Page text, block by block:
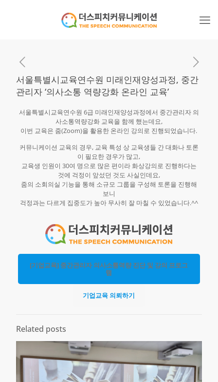
서울특별시교육연수원 미래인재양성과정, 중간
관리자 ‘의사소통 역량강화 온라인 교육’
서울특별시교육연수원 6급 미래인재양성과정에서 중간관리자 의
사소통역량강화 교육을 함께 했는데요,
이번 교육은 줌(Zoom)을 활용한 온라인 강의로 진행되었습니다.
커뮤니케이션 교육의 경우, 교육 특성 상 교육생들 간 대화나 토론
이 필요한 경우가 많고,
교육생 인원이 30여 명으로 많은 편이라 화상강의로 진행하다는
것에 걱정이 앞섰던 것도 사실인데요,
줌의 소회의실 기능을 통해 소규모 그룹을 구성해 토론을 진행해
보니
걱정과는 다르게 집중도가 높아 무사히 잘 마칠 수 있었습니다.^^
[기업교육] 중간관리자 의사소통역량 진단 및 강의 프로그
램
기업교육 의뢰하기
Related posts